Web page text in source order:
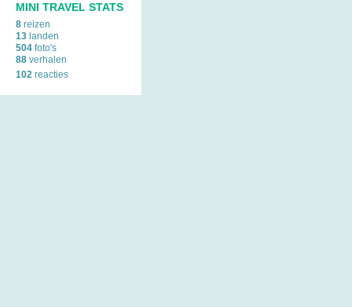
MINI TRAVEL STATS
8 reizen
13 landen
504 foto's
88 verhalen
102 reacties